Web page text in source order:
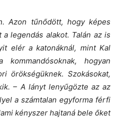
Azon tűnődött, hogy képes
legendás alakot. Talán az is
elér a katonáknál, mint Kal
hogyan
örökségüknek. Szokásokat,
– A lányt lenyűgözte az az
a számtalan egyforma férfi
kényszer hajtaná bele őket